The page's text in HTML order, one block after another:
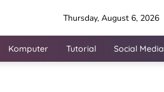
Thursday, August 6, 2026
Komputer Tutorial Social Media